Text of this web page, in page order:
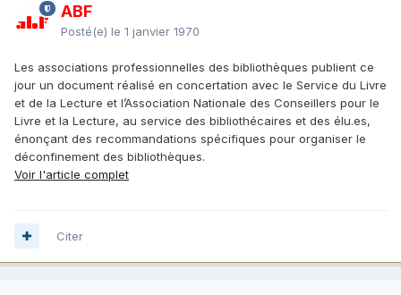
ABF
Posté(e) le 1 janvier 1970
Les associations professionnelles des bibliothèques publient ce
jour un document réalisé en concertation avec le Service du Livre
et de la Lecture et l’Association Nationale des Conseillers pour le
Livre et la Lecture, au service des bibliothécaires et des élu.es,
énonçant des recommandations spécifiques pour organiser le
déconfinement des bibliothèques.
Voir l'article complet
Citer